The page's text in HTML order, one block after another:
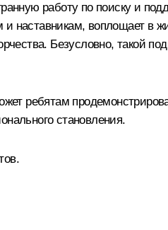
работу по поиску и
наставникам, воплощает в
Безусловно, такой
ребятам
становления.